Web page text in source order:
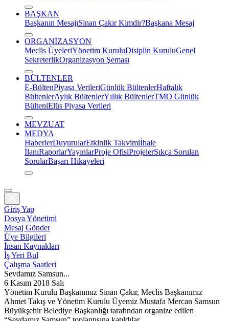
BAŞKAN
Başkanın MesajıSinan Çakır Kimdir?Başkana Mesaj
ORGANİZASYON
Meclis ÜyeleriYönetim KuruluDisiplin KuruluGenel
SekreterlikOrganizasyon Şeması
BÜLTENLER
E-BültenPiyasa VerileriGünlük BültenlerHaftalık
BültenlerAylık BültenlerYıllık BültenlerTMO Günlük
BülteniElüs Piyasa Verileri
MEVZUAT
MEDYA
HaberlerDuyurularEtkinlik Takvimiİhale
İlanıRaporlarYayınlarProje OfisiProjelerSıkça Sorulan
SorularBaşarı Hikayeleri
Giriş Yap
Dosya Yönetimi
Mesaj Gönder
Üye Bilgileri
İnsan Kaynakları
İş Yeri Bul
Çalışma Saatleri
Sevdamız Samsun...
6 Kasım 2018 Salı
Yönetim Kurulu Başkanımız Sinan Çakır, Meclis Başkanımız
Ahmet Takış ve Yönetim Kurulu Üyemiz Mustafa Mercan Samsun
Büyükşehir Belediye Başkanlığı tarafından organize edilen